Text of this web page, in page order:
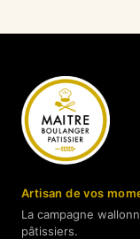
Artisan de vos
La campagne
pâtissiers.